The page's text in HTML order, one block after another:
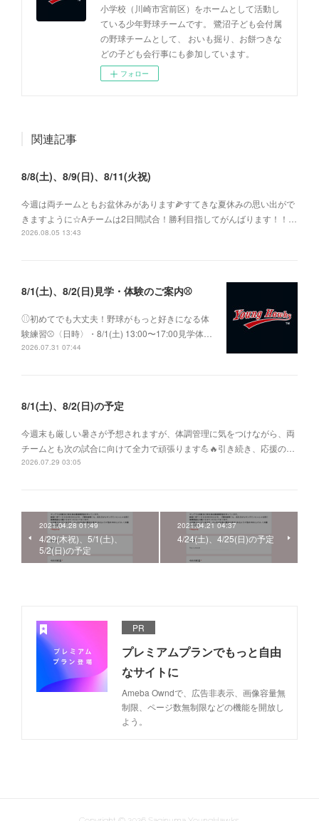
小学校（川崎市宮前区）をホームとして活動し
ている少年野球チームです。 鷺沼子ども会付属
の野球チームとして、 おいも掘り、お餅つきな
どの子ども会行事にも参加しています。
フォロー
関連記事
8/8(土)、8/9(日)、8/11(火祝)
今週は両チームともお盆休みがあります🌽すてきな夏休みの思い出がで
きますように☆Aチームは2日間試合！勝利目指してがんばります！！…
2026.08.05 13:43
8/1(土)、8/2(日)見学・体験のご案内⚾️
⚾︎初めてでも大丈夫！野球がもっと好きになる体
験練習⚾〈日時〉・8/1(土) 13:00〜17:00見学体…
2026.07.31 07:44
8/1(土)、8/2(日)の予定
今週末も厳しい暑さが予想されますが、体調管理に気をつけながら、両
チームとも次の試合に向けて全力で頑張ります💪🔥引き続き、応援の…
2026.07.29 03:05
2021.04.28 01:49
4/29(木祝)、5/1(土)、
5/2(日)の予定
2021.04.21 04:37
4/24(土)、4/25(日)の予定
PR
プレミアムプランでもっと自由
なサイトに
Ameba Owndで、広告非表示、画像容量無
制限、ページ数無制限などの機能を開放し
よう。